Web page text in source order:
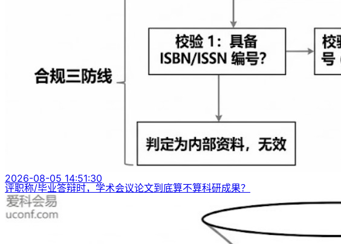
2026-08-05 14:51:30
评职称/毕业答辩时，学术会议论文到底算不算科研成果？